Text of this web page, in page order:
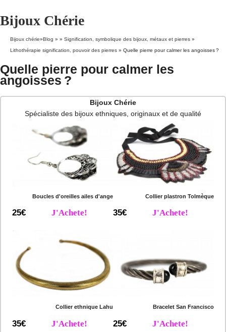
Bijoux Chérie
Bijoux chérie»Blog » » Signification, symbolique des bijoux, métaux et pierres »
Lithothérapie signification, pouvoir des pierres » Quelle pierre pour calmer les angoisses ?
Quelle pierre pour calmer les
angoisses ?
Bijoux Chérie
Spécialiste des bijoux ethniques, originaux et de qualité
Boucles d'oreilles ailes d'ange
25€ J'Achete!
Collier plastron Tolmèque
35€ J'Achete!
Collier ethnique Lahu
35€ J'Achete!
Bracelet San Francisco
25€ J'Achete!